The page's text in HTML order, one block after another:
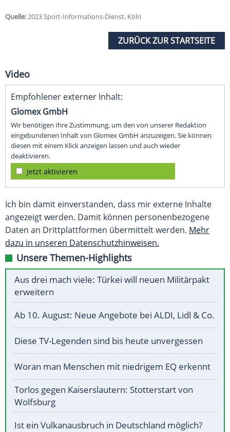
Quelle:2023 Sport-Informations-Dienst, Köln
ZURÜCK ZUR STARTSEITE
Video
Empfohlener externer Inhalt:
Glomex GmbH
Wir benötigen Ihre Zustimmung, um den von unserer Redaktion
eingebundenen Inhalt von Glomex GmbH anzuzeigen. Sie können
diesen mit einem Klick anzeigen lassen und auch wieder
deaktivieren.
jetzt aktivieren
Ich bin damit einverstanden, dass mir externe Inhalte
angezeigt werden. Damit können personenbezogene
Daten an Drittplattformen übermittelt werden. Mehr
dazu in unseren Datenschutzhinweisen.
Unsere Themen-Highlights
Aus drei mach viele: Türkei will neuen Militärpakt
erweitern
Ab 10. August: Neue Angebote bei ALDI, Lidl & Co.
Diese TV-Legenden sind bis heute unvergessen
Woran man Menschen mit niedrigem EQ erkennt
Torlos gegen Kaiserslautern: Stotterstart von
Wolfsburg
Ist ein Vulkanausbruch in Deutschland möglich?